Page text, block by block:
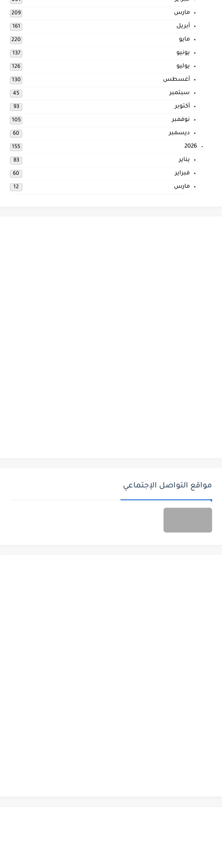
مارس 209
أبريل 161
مايو 220
يونيو 137
يوليو 126
أغسطس 130
سبتمبر 45
أكتوبر 93
نوفمبر 105
ديسمبر 60
2026
155
يناير 83
فبراير 60
مارس 12
مواقع التواصل الإجتماعي